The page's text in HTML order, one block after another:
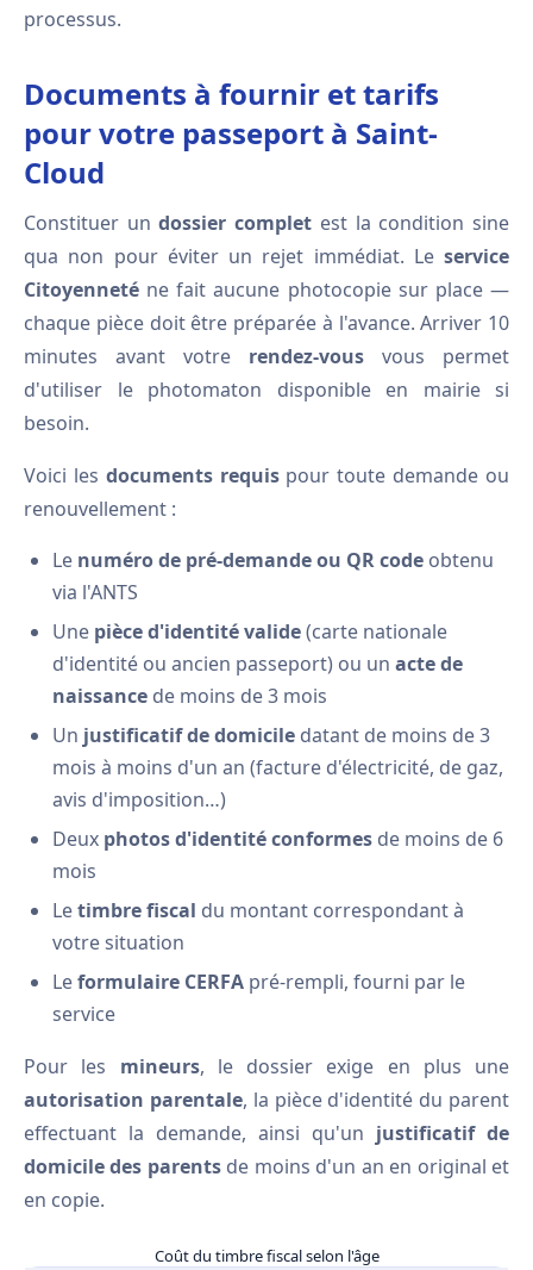
processus.
Documents à fournir et tarifs
pour votre passeport à Saint-
Cloud
Constituer undossier complet est la condition sine
qua non pour éviter un rejet immédiat. Le service
Citoyenneté ne fait aucune photocopie sur place —
chaque pièce doit être préparée à l'avance. Arriver 10
minutes avant votre rendez-vous vous permet
d'utiliser le photomaton disponible en mairie si
besoin.
Voici les documents requispour toute demande ou
renouvellement :
Le numéro de pré-demande ou QR code obtenu
via l'ANTS
Une pièce d'identité valide(carte nationale
d'identité ou ancien passeport) ou un acte de
naissance de moins de 3 mois
Un justificatif de domicile datant de moins de 3
mois à moins d'un an (facture d'électricité, de gaz,
avis d'imposition…)
Deux photos d'identité conformes de moins de 6
mois
Letimbre fiscal du montant correspondant à
votre situation
Leformulaire CERFA pré-rempli, fourni par le
service
Pour les mineurs, le dossier exige en plus une
autorisation parentale, la pièce d'identité du parent
effectuant la demande, ainsi qu'un justificatif de
domicile des parentsde moins d'un an en original et
en copie.
Coût du timbre fiscal selon l'âge